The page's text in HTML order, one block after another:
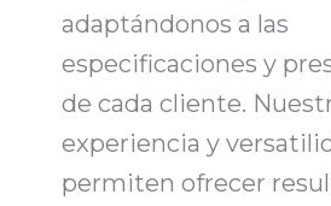
adaptándonos a las
especificaciones y
de cada cliente.
experiencia y
permiten ofrecer